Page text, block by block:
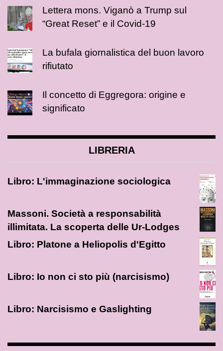
Lettera mons. Viganò a Trump sul
“Great Reset” e il Covid-19
La bufala giornalistica del buon lavoro
rifiutato
Il concetto di Eggregora: origine e
significato
LIBRERIA
Libro: L'immaginazione sociologica
Massoni. Società a responsabilità
illimitata. La scoperta delle Ur-Lodges
Libro: Platone a Heliopolis d'Egitto
Libro: Io non ci sto più (narcisismo)
Libro: Narcisismo e Gaslighting